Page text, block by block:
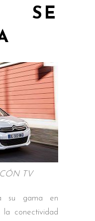
TV
su gama en
conectividad